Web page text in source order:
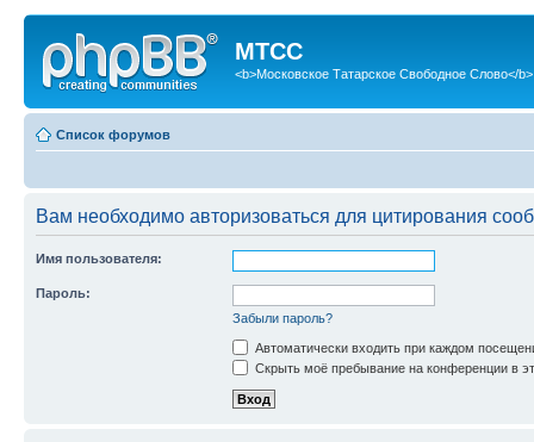
МТСС
<b>Московское Татарское Свободное Слово</b>
Список форумов
Вам необходимо авторизоваться для цитирования
Имя пользователя:
Пароль:
Забыли пароль?
Автоматически входить при каждом
Скрыть моё пребывание на конференции в